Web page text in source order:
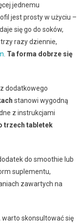
jednemu
jest prosty w użyciu –
się go do soków,
razy dziennie,
Ta forma dobrze się
dodatkowego
stanowi wygodną
z instrukcjami
trzech tabletek
do smoothie lub
suplementu,
zawartych na
skonsultować się